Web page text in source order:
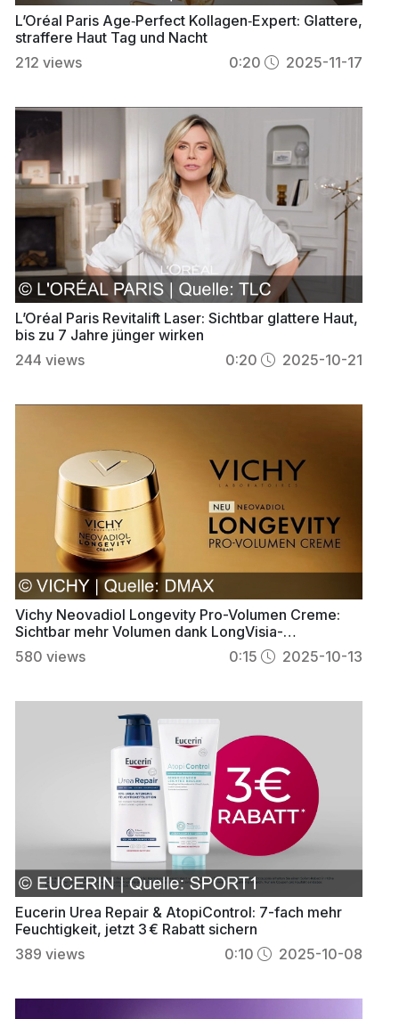
L’Oréal Paris Age‑Perfect Kollagen‑Expert: Glattere,
straffere Haut Tag und Nacht
212 views 0:20 2025-11-17
L’Oréal Paris Revitalift Laser: Sichtbar glattere Haut,
bis zu 7 Jahre jünger wirken
244 views 0:20 2025-10-21
Vichy Neovadiol Longevity Pro-Volumen Creme:
Sichtbar mehr Volumen dank LongVisia-
Technologie
580 views 0:15 2025-10-13
Eucerin Urea Repair & AtopiControl: 7-fach mehr
Feuchtigkeit, jetzt 3 € Rabatt sichern
389 views 0:10 2025-10-08